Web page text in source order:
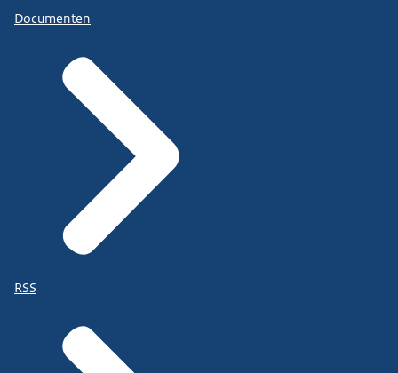
Documenten
RSS